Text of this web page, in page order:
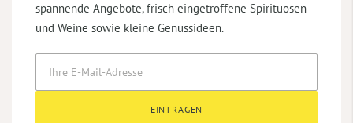
spannende Angebote, frisch eingetroffene Spirituosen
und Weine sowie kleine Genussideen.
EINTRAGEN